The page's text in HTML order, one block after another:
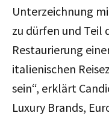
Unterzeichnung
zu dürfen und Teil
Restaurierung
italienischen
sein“, erklärt
Luxury Brands,